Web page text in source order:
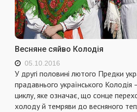
Весняне сяйво Колодія
05.10.2016
У другі половині лютого Предки
прадавнього українського Колодія
циклу, яке означає, що сонце
холоду й темряви до весняного